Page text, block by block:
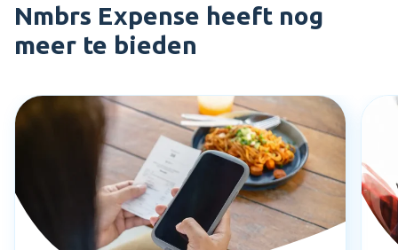
Nmbrs Expense heeft nog
meer te bieden